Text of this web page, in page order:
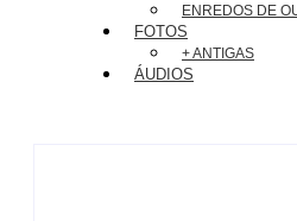
ENREDOS DE
FOTOS
+ ANTIGAS
ÁUDIOS